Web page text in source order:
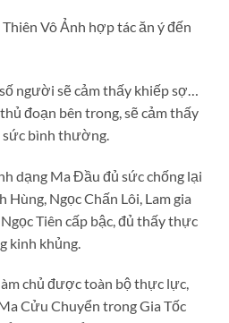
Vô Ảnh hợp tác ăn ý đến
người sẽ cảm thấy khiếp sợ…
đoạn bên trong, sẽ cảm thấy
bình thường.
dạng Ma Đầu đủ sức chống lại
Ngọc Chấn Lôi, Lam gia
Tiên cấp bậc, đủ thấy thực
kinh khủng.
chủ được toàn bộ thực lực,
Cửu Chuyển trong Gia Tốc